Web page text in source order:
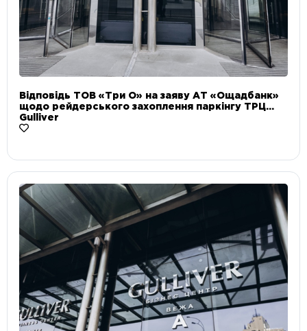
Відповідь ТОВ «Три О» на заяву АТ «Ощадбанк»
щодо рейдерського захоплення паркінгу ТРЦ
Gulliver